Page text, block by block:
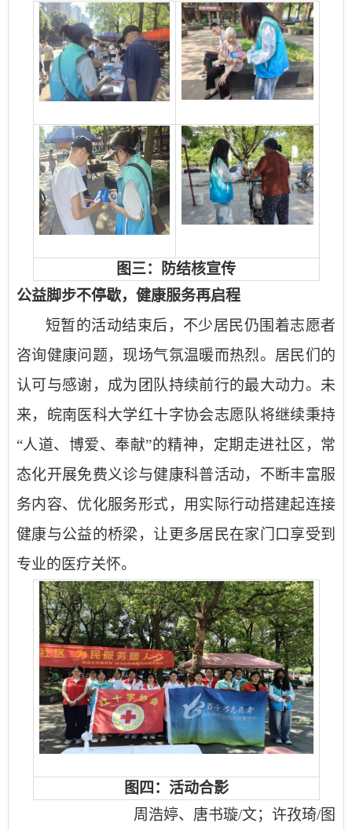
图三：防结核宣传
公益脚步不停歇，健康服务再启程
短暂的活动结束后，不少居民仍围着志愿者
咨询健康问题，现场气氛温暖而热烈。居民们的
认可与感谢，成为团队持续前行的最大动力。未
来，皖南医科大学红十字协会志愿队将继续秉持
“人道、博爱、奉献”的精神，定期走进社区，常
态化开展免费义诊与健康科普活动，不断丰富服
务内容、优化服务形式，用实际行动搭建起连接
健康与公益的桥梁，让更多居民在家门口享受到
专业的医疗关怀。
图四：活动合影
周浩婷、唐书璇/文；许孜琦/图